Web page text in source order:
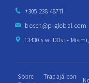
+305 238 4877l
bosch@p-global.com
13430 s.w. 131st -
Sobre
Trabajá con